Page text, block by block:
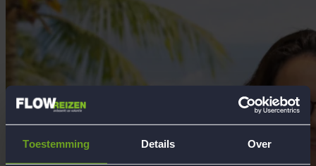
Toestemming Details Over